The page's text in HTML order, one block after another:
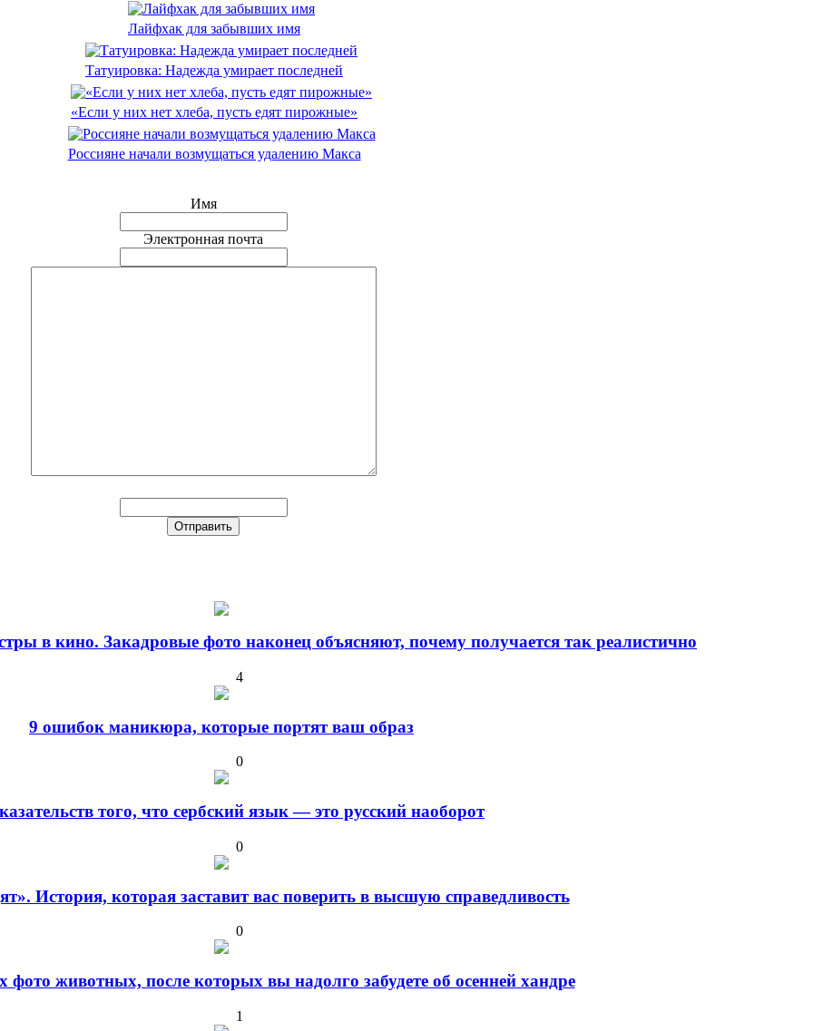
Лайфхак для забывших имя
Татуировка: Надежда умирает последней
«Если у них нет хлеба, пусть едят пирожные»
Россияне начали возмущаться удалению Макса
Имя
Электронная почта
в кино. Закадровые фото наконец объясняют, почему получается так реалистично
4
9 ошибок маникюра, которые портят ваш образ
0
того, что сербский язык — это русский наоборот
0
История, которая заставит вас поверить в высшую справедливость
0
фото животных, после которых вы надолго забудете об осенней хандре
1